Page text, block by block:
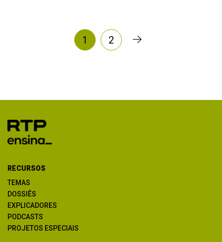
1 2
RECURSOS
TEMAS
DOSSIÊS
EXPLICADORES
PODCASTS
PROJETOS ESPECIAIS